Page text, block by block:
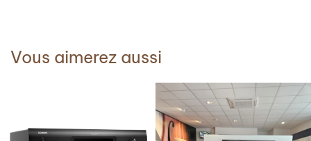
Vous aimerez aussi